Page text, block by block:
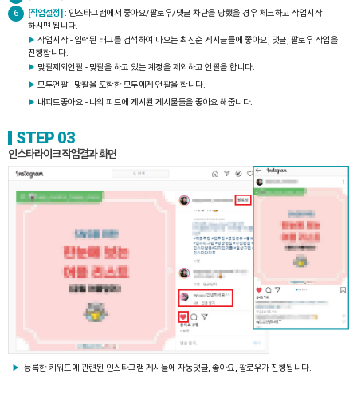
6
[작업설정] : 인스타그램에서 좋아요/팔로우/댓글 차단을 당했을 경우 체크하고 작업시작
하시면 됩니다.
▶ 작업시작 - 입력된 태그를 검색하여 나오는 최신순 게시글들에 좋아요, 댓글, 팔로우 작업을
진행합니다.
▶ 맞팔제외언팔 - 맞팔을 하고 있는 계정을 제외하고 언팔을 합니다.
▶ 모두언팔 - 맞팔을 포함한 모두에게 언팔을 합니다.
▶ 내피드좋아요 - 나의 피드에 게시된 게시물들을 좋아요 해줍니다.
STEP 03
인스타라이크 작업결과 화면
▶ 등록한 키워드에 관련된 인스타그램 게시물에 자동댓글, 좋아요, 팔로우가 진행됩니다.